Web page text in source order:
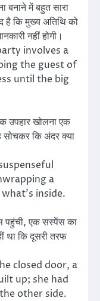
बनाने में बहुत सारा
है कि मुख्य अतिथि को
नहीं होगी।
involves a
the guest of
until the big
उपहार खोलना एक
कि अंदर क्या
a
inside.
पहुंची, एक सस्पेंस का
था कि दूसरी तरफ
closed door, a
up; she had
other side.